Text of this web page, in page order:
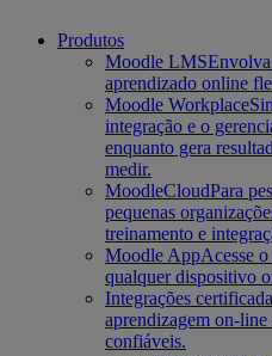
Produtos
Moodle LMSEnvolva
aprendizado online
Moodle Workplace
integração e o
enquanto gera
medir.
MoodleCloudPara
pequenas
treinamento e
Moodle AppAcesse
qualquer dispositivo
Integrações
aprendizagem on-
confiáveis.